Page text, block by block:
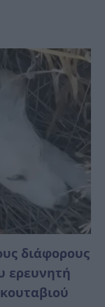
διάφορους
ερευνητή